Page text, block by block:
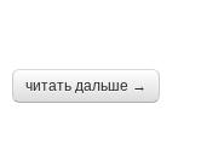
читать дальше →